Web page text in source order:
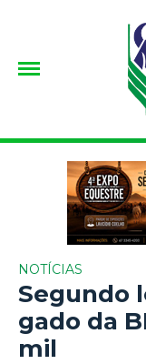
NOTÍCIAS
Segundo
gado da
mil